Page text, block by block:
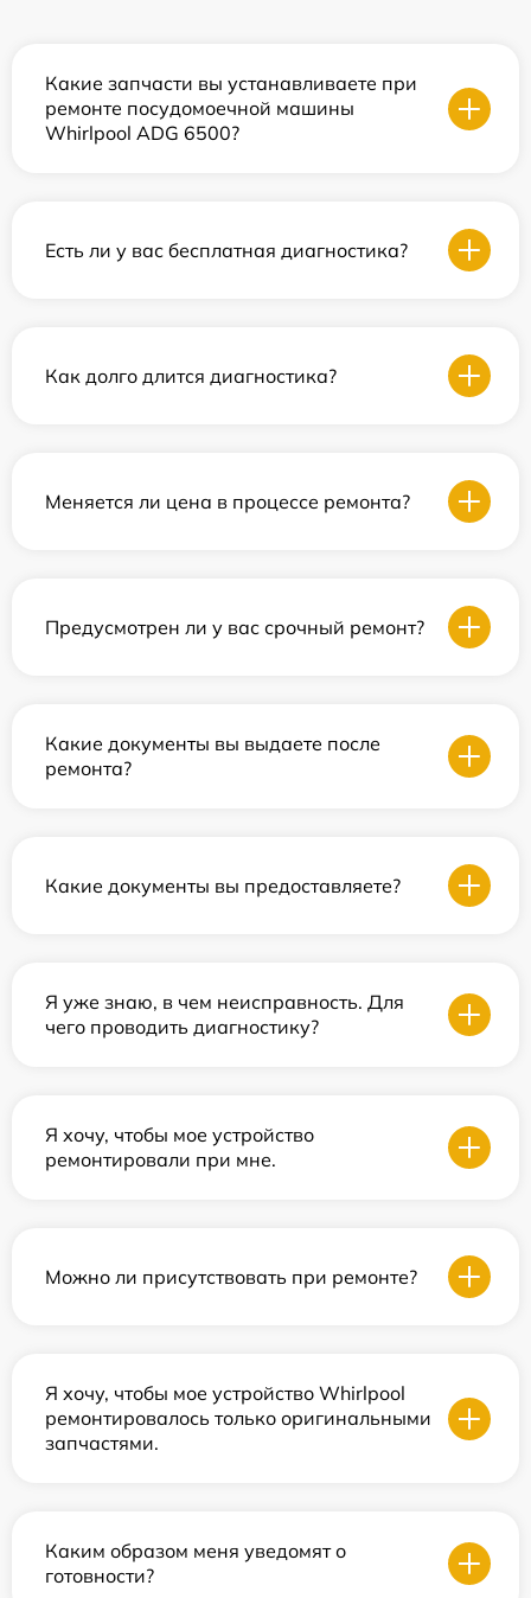
Какие запчасти вы устанавливаете при
ремонте посудомоечной машины
Whirlpool ADG 6500?
Есть ли у вас бесплатная диагностика?
Как долго длится диагностика?
Меняется ли цена в процессе ремонта?
Предусмотрен ли у вас срочный ремонт?
Какие документы вы выдаете после
ремонта?
Какие документы вы предоставляете?
Я уже знаю, в чем неисправность. Для
чего проводить диагностику?
Я хочу, чтобы мое устройство
ремонтировали при мне.
Можно ли присутствовать при ремонте?
Я хочу, чтобы мое устройство Whirlpool
ремонтировалось только оригинальными
запчастями.
Каким образом меня уведомят о
готовности?